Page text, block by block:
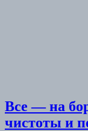
Все — на
чистоты и